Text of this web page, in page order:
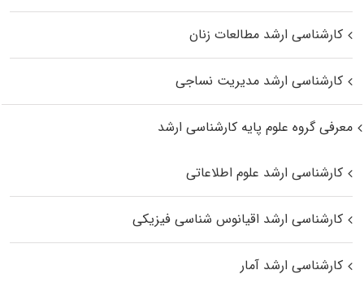
کارشناسی ارشد مطالعات زنان
کارشناسی ارشد مدیریت نساجی
معرفی گروه علوم پایه کارشناسی ارشد
کارشناسی ارشد علوم اطلاعاتی
کارشناسی ارشد اقیانوس‌ شناسی فیزیکی
کارشناسی ارشد آمار